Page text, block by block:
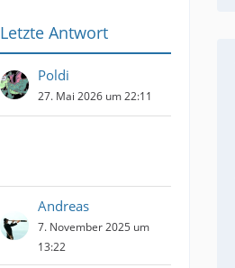
Letzte Antwort
Poldi
27. Mai 2026 um 22:11
Andreas
7. November 2025 um
13:22